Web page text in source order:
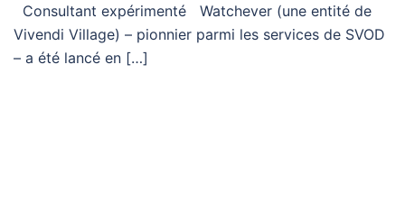
Consultant expérimenté Watchever (une entité de
Vivendi Village) – pionnier parmi les services de SVOD
– a été lancé en […]